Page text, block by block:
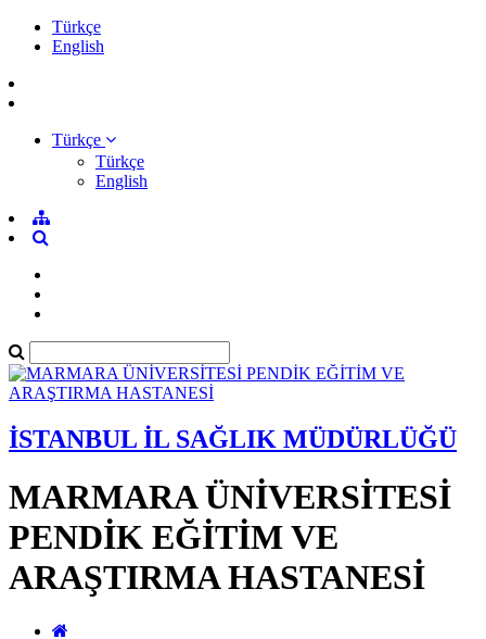
Türkçe
English
Türkçe
Türkçe
English
İSTANBUL İL SAĞLIK MÜDÜRLÜĞÜ
MARMARA ÜNİVERSİTESİ
PENDİK EĞİTİM VE
ARAŞTIRMA HASTANESİ